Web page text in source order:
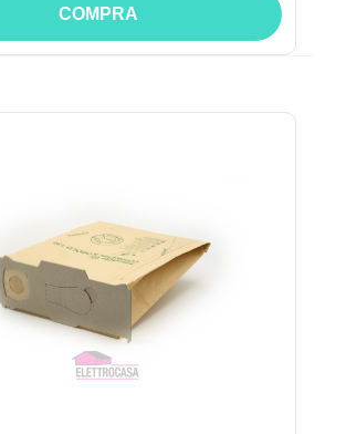
COMPRA